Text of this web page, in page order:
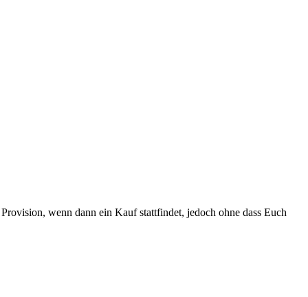
wenn dann ein Kauf stattfindet, jedoch ohne dass Euch